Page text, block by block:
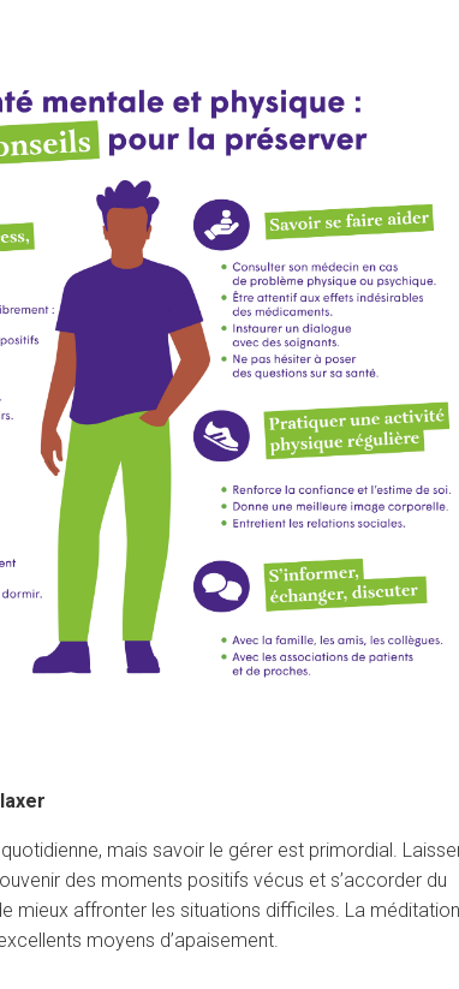
mais savoir le gérer est primordial.
des moments positifs vécus et s’accorder du
mieux affronter les situations difficiles. La
moyens d’apaisement.